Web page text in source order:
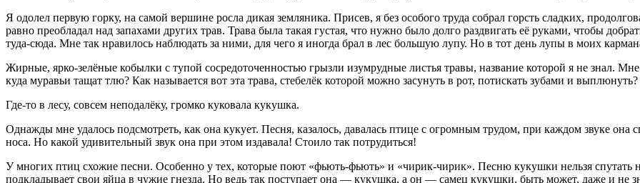
Я одолел первую горку, на самой вершине росла дикая земляника. Присев, я без особого труда собрал горсть сладких,
равно преобладал над запахами других трав. Трава была такая густая, что нужно было долго раздвигать её руками, чтобы
туда-сюда. Мне так нравилось наблюдать за ними, для чего я иногда брал в лес большую лупу. Но в тот день лупы в моих
Жирные, ярко-зелёные кобылки с тупой сосредоточенностью грызли изумрудные листья травы, название которой я не знал.
куда муравьи тащат тлю? Как называется вот эта трава, стебелёк которой можно засунуть в рот, потискать зубами и
Где-то в лесу, совсем неподалёку, громко куковала кукушка.
Однажды мне удалось подсмотреть, как она кукует. Песня, казалось, давалась птице с огромным трудом, при каждом звуке она
носа. Но какой удивительный звук она при этом издавала! Стоило так потрудиться!
У многих птиц схожие песни. Особенно у тех, которые поют «фьють-фьють» и «чирик-чирик». Песню кукушки нельзя
подкладывает свои яйца в чужие гнезда. Но ведь так поступает она — кукушка, а он — самец кукушки, быть может, даже и не